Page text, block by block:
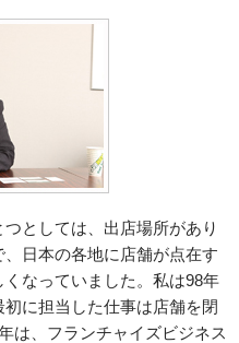
としては、出店場所があり
日本の各地に店舗が点在す
なっていました。私は98年
に担当した仕事は店舗を閉
は、フランチャイズビジネス